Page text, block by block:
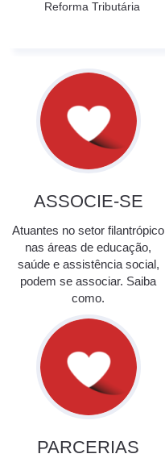
Reforma Tributária
ASSOCIE-SE
Atuantes no setor filantrópico
nas áreas de educação,
saúde e assistência social,
podem se associar. Saiba
como.
PARCERIAS